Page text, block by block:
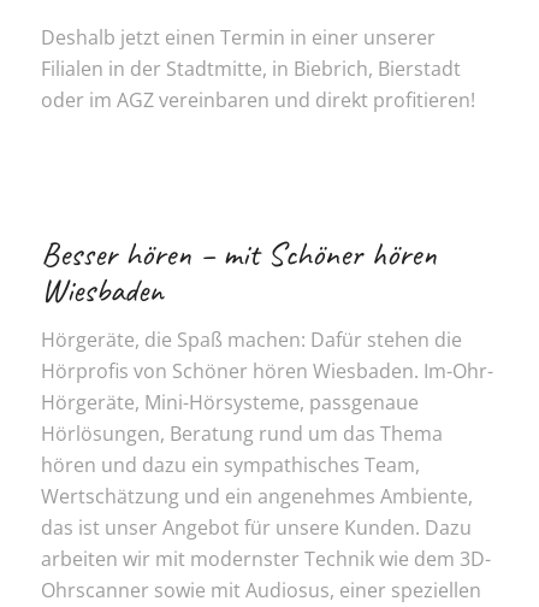
Deshalb jetzt einen Termin in einer unserer
Filialen in der Stadtmitte, in Biebrich, Bierstadt
oder im AGZ vereinbaren und direkt profitieren!
Besser hören – mit Schöner hören
Wiesbaden
Hörgeräte, die Spaß machen: Dafür stehen die
Hörprofis von Schöner hören Wiesbaden. Im-Ohr-
Hörgeräte, Mini-Hörsysteme, passgenaue
Hörlösungen, Beratung rund um das Thema
hören und dazu ein sympathisches Team,
Wertschätzung und ein angenehmes Ambiente,
das ist unser Angebot für unsere Kunden. Dazu
arbeiten wir mit modernster Technik wie dem 3D-
Ohrscanner sowie mit Audiosus, einer speziellen